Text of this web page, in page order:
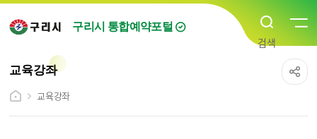
구리시 통합예약포털
교육강좌
교육강좌